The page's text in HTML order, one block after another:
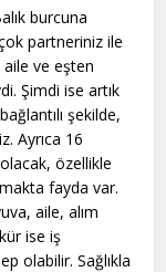
burcuna
partneriniz ile
aile ve eşten
Şimdi ise artık
şekilde,
Ayrıca 16
özellikle
fayda var.
aile, alım
ise iş
olabilir. Sağlıkla